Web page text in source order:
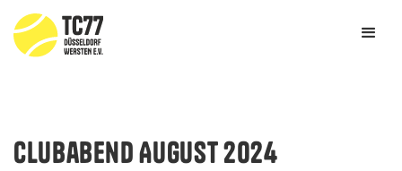
Clubabend August 2024